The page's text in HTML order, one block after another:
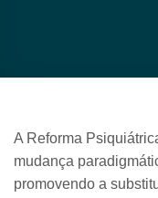
A Reforma
mudança
promovendo a